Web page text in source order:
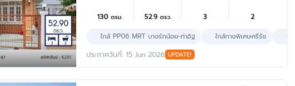
130ตรม. 52.9 ตรว. 3 2
ใกล้ PP06 MRT บางรักน้อย-ท่าอิฐ ใกล้ทางพิเศษศรีรัช
ประกาศวันที่: 15 Jun 2026 UPDATE!